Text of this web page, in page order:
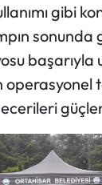
gibi
başarıyla
operasyonel